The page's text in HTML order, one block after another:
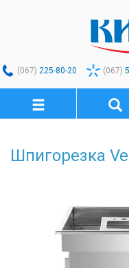
(067) 225-80-20 (067)
Шпигорезка